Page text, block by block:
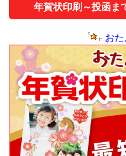
年賀状印刷～投函ま
お